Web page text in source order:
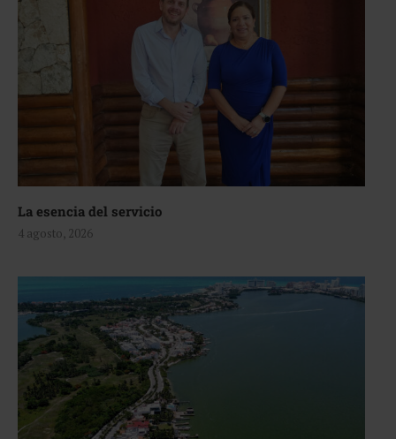
La esencia del servicio
4 agosto, 2026